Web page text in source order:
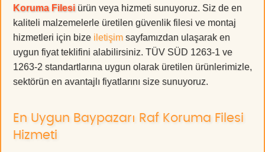
Koruma Filesi ürün veya hizmeti sunuyoruz. Siz de en
kaliteli malzemelerle üretilen güvenlik filesi ve montaj
hizmetleri için bize iletişim sayfamızdan ulaşarak en
uygun fiyat teklifini alabilirsiniz. TÜV SÜD 1263-1 ve
1263-2 standartlarına uygun olarak üretilen ürünlerimizle,
sektörün en avantajlı fiyatlarını size sunuyoruz.
En Uygun Baypazarı Raf Koruma Filesi
Hizmeti